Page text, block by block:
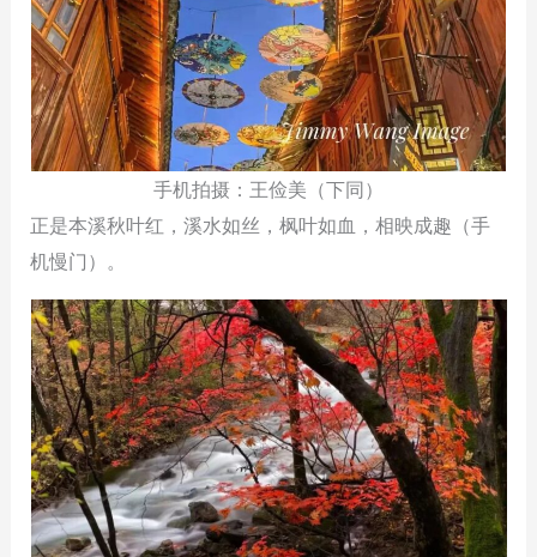
手机拍摄：王俭美（下同）
正是本溪秋叶红，溪水如丝，枫叶如血，相映成趣（手
机慢门）。